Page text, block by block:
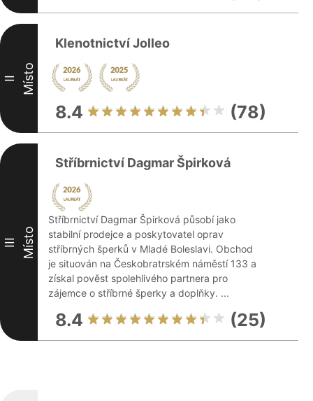
II Místo
Klenotnictví Jolleo
8.4 (78)
III Místo
Stříbrnictví Dagmar Špirková
Stříbrnictví Dagmar Špirková působí jako
stabilní prodejce a poskytovatel oprav
stříbrných šperků v Mladé Boleslavi. Obchod
je situován na Českobratrském náměstí 133 a
získal pověst spolehlivého partnera pro
zájemce o stříbrné šperky a doplňky. ...
8.4 (25)